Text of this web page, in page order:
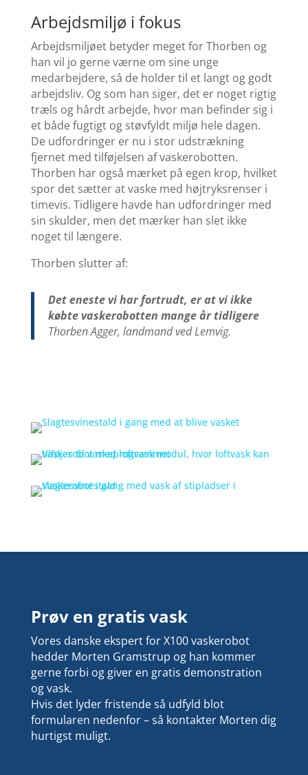
Arbejdsmiljø i fokus
Arbejdsmiljøet betyder meget for Thorben og
han vil jo gerne værne om sine unge
medarbejdere, så de holder til et langt og godt
arbejdsliv. Og som han siger, det er noget rigtig
træls og hårdt arbejde, hvor man befinder sig i
et både fugtigt og støvfyldt miljø hele dagen.
De udfordringer er nu i stor udstrækning
fjernet med tilføjelsen af vaskerobotten.
Thorben har også mærket på egen krop, hvilket
spor det sætter at vaske med højtryksrenser i
timevis. Tidligere havde han udfordringer med
sin skulder, men det mærker han slet ikke
noget til længere.
Thorben slutter af:
Det eneste vi har fortrudt, er at vi ikke
købte vaskerobotten mange år tidligere
Thorben Agger, landmand ved Lemvig.
Prøv en gratis vask
Vores danske ekspert for X100 vaskerobot
hedder Morten Gramstrup og han kommer
gerne forbi og giver en gratis demonstration
og vask.
Hvis det lyder fristende så udfyld blot
formularen nedenfor – så kontakter Morten dig
hurtigst muligt.